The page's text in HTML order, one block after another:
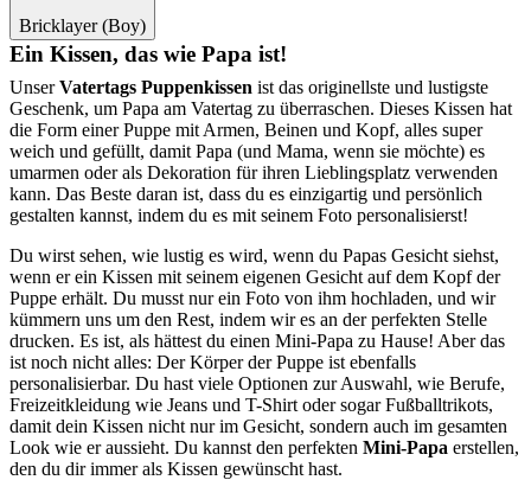
Bricklayer (Boy)
Ein Kissen, das wie Papa ist!
UnserVatertags Puppenkissen ist das originellste und lustigste
Geschenk, um Papa am Vatertag zu überraschen. Dieses Kissen hat
die Form einer Puppe mit Armen, Beinen und Kopf, alles super
weich und gefüllt, damit Papa (und Mama, wenn sie möchte) es
umarmen oder als Dekoration für ihren Lieblingsplatz verwenden
kann. Das Beste daran ist, dass du es einzigartig und persönlich
gestalten kannst, indem du es mit seinem Foto personalisierst!
Du wirst sehen, wie lustig es wird, wenn du Papas Gesicht siehst,
wenn er ein Kissen mit seinem eigenen Gesicht auf dem Kopf der
Puppe erhält. Du musst nur ein Foto von ihm hochladen, und wir
kümmern uns um den Rest, indem wir es an der perfekten Stelle
drucken. Es ist, als hättest du einen Mini-Papa zu Hause! Aber das
ist noch nicht alles: Der Körper der Puppe ist ebenfalls
personalisierbar. Du hast viele Optionen zur Auswahl, wie Berufe,
Freizeitkleidung wie Jeans und T-Shirt oder sogar Fußballtrikots,
damit dein Kissen nicht nur im Gesicht, sondern auch im gesamten
Look wie er aussieht. Du kannst den perfekten Mini-Papa erstellen,
den du dir immer als Kissen gewünscht hast.